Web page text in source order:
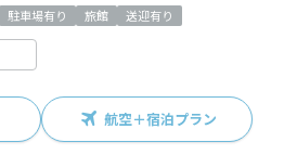
駐車場有り 旅館 送迎有り
航空＋宿泊プラン